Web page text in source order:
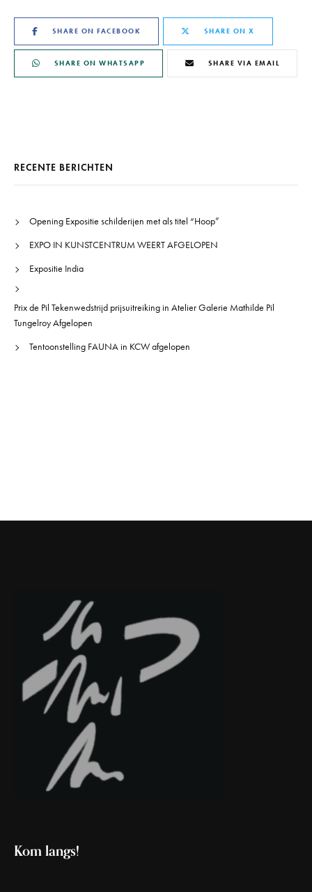
SHARE ON FACEBOOK SHARE ON X
SHARE ON WHATSAPP SHARE VIA EMAIL
RECENTE BERICHTEN
Opening Expositie schilderijen met als titel “Hoop”
EXPO IN KUNSTCENTRUM WEERT AFGELOPEN
Expositie India
Prix de Pil Tekenwedstrijd prijsuitreiking in Atelier Galerie Mathilde Pil
Tungelroy Afgelopen
Tentoonstelling FAUNA in KCW afgelopen
Kom langs!